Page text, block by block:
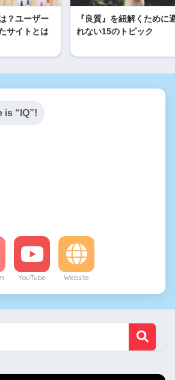
？ユーザー
サイトとは
『良質』を紐解くために
れない15のトピック
is “IQ”!
YouTube Website